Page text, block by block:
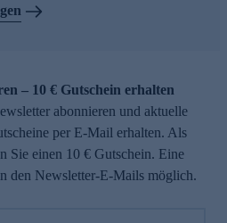
– 10 € Gutschein erhalten
abonnieren und aktuelle
per E-Mail erhalten. Als
Sie einen 10 € Gutschein. Eine
den Newsletter-E-Mails möglich.